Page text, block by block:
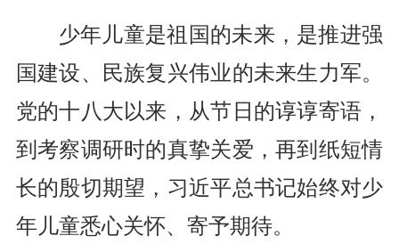
少年儿童是祖国的未来，是推进强
国建设、民族复兴伟业的未来生力军。
党的十八大以来，从节日的谆谆寄语，
到考察调研时的真挚关爱，再到纸短情
长的殷切期望，习近平总书记始终对少
年儿童悉心关怀、寄予期待。